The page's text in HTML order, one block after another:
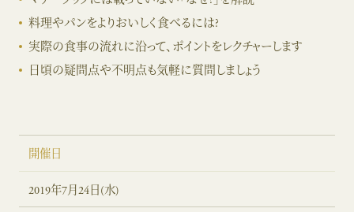
料理やパンをよりおいしく食べるには?
実際の食事の流れに沿って、ポイントをレクチャーします
日頃の疑問点や不明点も気軽に質問しましょう
開催日
2019年7月24日(水)